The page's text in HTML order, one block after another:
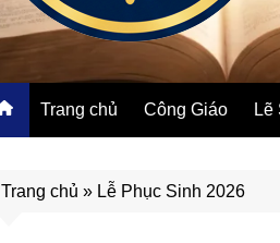
Trang chủ Công Giáo Lẽ
Trang chủ » Lễ Phục Sinh 2026